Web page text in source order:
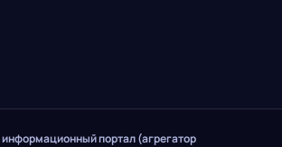
портал (агрегатор